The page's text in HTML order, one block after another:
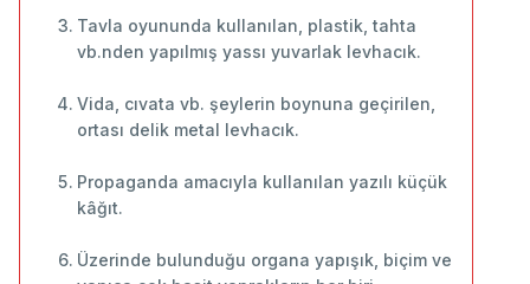
Tavla oyununda kullanılan, plastik, tahta
vb.nden yapılmış yassı yuvarlak levhacık.
Vida, cıvata vb. şeylerin boynuna geçirilen,
ortası delik metal levhacık.
Propaganda amacıyla kullanılan yazılı küçük
kâğıt.
Üzerinde bulunduğu organa yapışık, biçim ve